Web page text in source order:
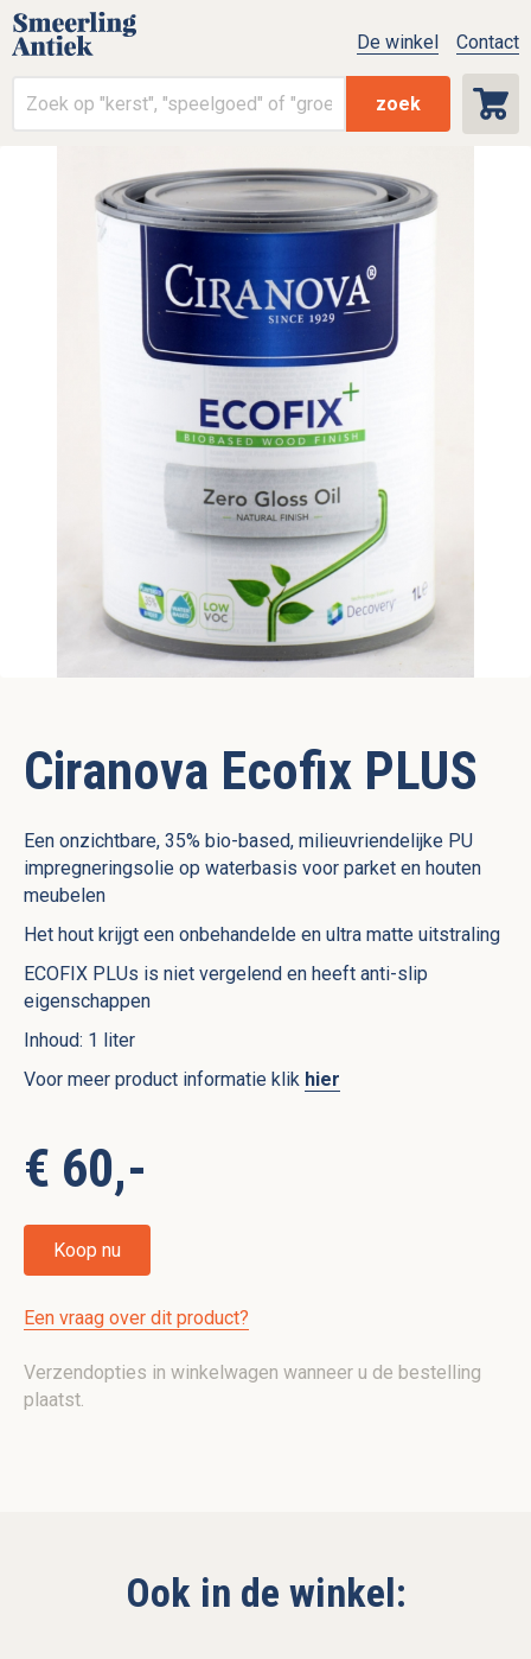
zoek
De winkel Contact
Ciranova Ecofix PLUS
Een onzichtbare, 35% bio-based, milieuvriendelijke PU
impregneringsolie op waterbasis voor parket en houten
meubelen
Het hout krijgt een onbehandelde en ultra matte uitstraling
ECOFIX PLUs is niet vergelend en heeft anti-slip
eigenschappen
Inhoud: 1 liter
Voor meer product informatie klik hier
€ 60,-
Koop nu
Een vraag over dit product?
Verzendopties in winkelwagen wanneer u de bestelling
plaatst.
Ook in de winkel: